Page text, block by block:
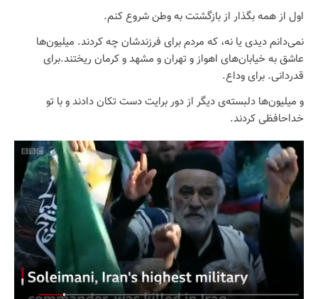
اول از همه بگذار از بازگشتت به وطن شروع کنم.
نمی‌دانم دیدی یا نه، که مردم برای فرزندشان چه کردند. میلیون‌ها
عاشق به خیابان‌های اهواز و تهران و مشهد و کرمان ریختند.برای
قدردانی. برای وداع.
و میلیون‌ها دلبسته‌ی دیگر از دور برایت دست تکان دادند و با تو
خداحافظی کردند.